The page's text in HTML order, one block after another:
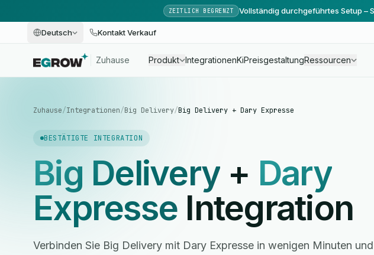
ZEITLICH BEGRENZT Vollständig durchgeführtes Setup –
Deutsch Kontakt Verkauf
Zuhause Produkt IntegrationenKiPreisgestaltungRessourcen
Zuhause/Integrationen/Big Delivery/Big Delivery + Dary Expresse
BESTÄTIGTE INTEGRATION
Big Delivery + Dary
Expresse Integration
Verbinden Sie Big Delivery mit Dary Expresse in wenigen Minuten und